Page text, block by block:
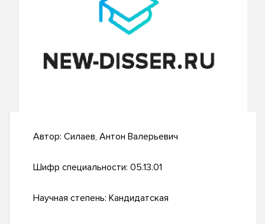
Автор: Силаев, Антон Валерьевич
Шифр специальности: 05.13.01
Научная степень: Кандидатская